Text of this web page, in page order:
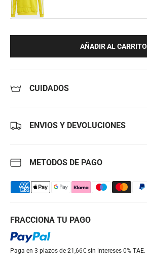
AÑADIR AL CARRITO
CUIDADOS
ENVIOS Y DEVOLUCIONES
METODOS DE PAGO
FRACCIONA TU PAGO
Paga en 3 plazos de 21,66€ sin intereses 0% TAE.